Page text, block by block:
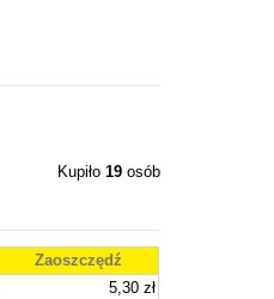
Kupiło 19osób
Zaoszczędź
5,30 zł